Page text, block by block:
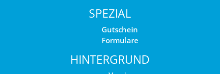
SPEZIAL
Gutschein
Formulare
HINTERGRUND